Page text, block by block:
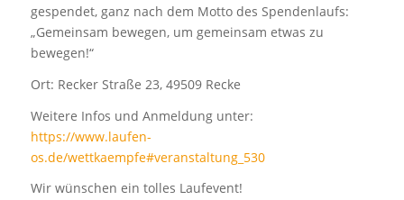
gespendet, ganz nach dem Motto des Spendenlaufs:
„Gemeinsam bewegen, um gemeinsam etwas zu
bewegen!“
Ort: Recker Straße 23, 49509 Recke
Weitere Infos und Anmeldung unter:
https://www.laufen-
os.de/wettkaempfe#veranstaltung_530
Wir wünschen ein tolles Laufevent!